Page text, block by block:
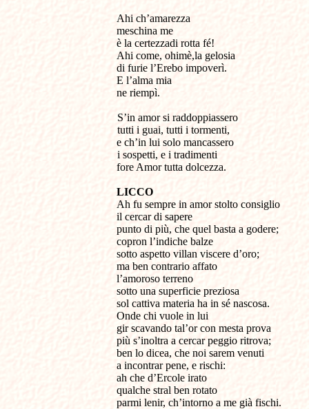
Ahi ch’amarezza
meschina me
è la certezzadi rotta fé!
Ahi come, ohimè,la gelosia
di furie l’Erebo impoverì.
E l’alma mia
ne riempì.
S’in amor si raddoppiassero
tutti i guai, tutti i tormenti,
e ch’in lui solo mancassero
i sospetti, e i tradimenti
fore Amor tutta dolcezza.
LICCO
Ah fu sempre in amor stolto consiglio
il cercar di sapere
punto di più, che quel basta a godere;
copron l’indiche balze
sotto aspetto villan viscere d’oro;
ma ben contrario affato
l’amoroso terreno
sotto una superficie preziosa
sol cattiva materia ha in sé nascosa.
Onde chi vuole in lui
gir scavando tal’or con mesta prova
più s’inoltra a cercar peggio ritrova;
ben lo dicea, che noi sarem venuti
a incontrar pene, e rischi:
ah che d’Ercole irato
qualche stral ben rotato
parmi lenir, ch’intorno a me già fischi.